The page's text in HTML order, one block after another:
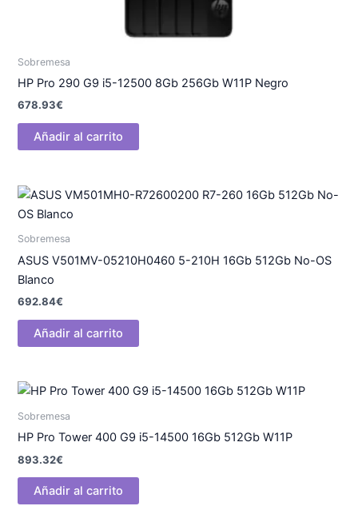
Sobremesa
HP Pro 290 G9 i5-12500 8Gb 256Gb W11P Negro
678.93€
Añadir al carrito
Sobremesa
ASUS V501MV-05210H0460 5-210H 16Gb 512Gb No-OS
Blanco
692.84€
Añadir al carrito
Sobremesa
HP Pro Tower 400 G9 i5-14500 16Gb 512Gb W11P
893.32€
Añadir al carrito